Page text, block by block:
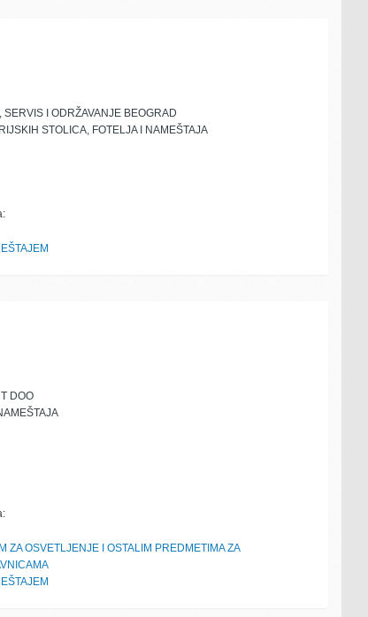
I ODRŽAVANJE BEOGRAD
STOLICA, FOTELJA I NAMEŠTAJA
DOO
ZA OSVETLJENJE I OSTALIM PREDMETIMA ZA